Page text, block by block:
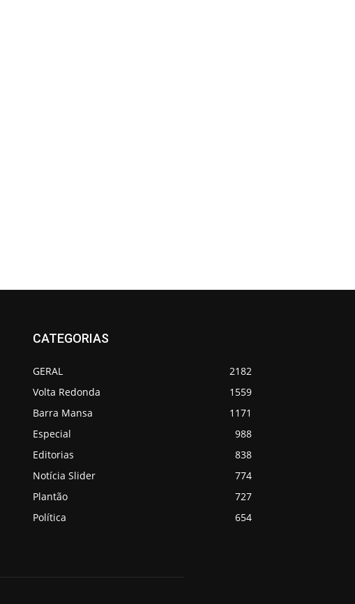
CATEGORIAS
GERAL
2182
Volta Redonda
1559
Barra Mansa
1171
Especial
988
Editorias
838
Notícia Slider
774
Plantão
727
Política
654